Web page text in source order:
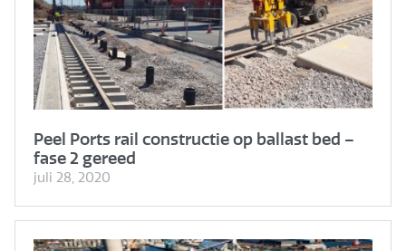
Peel Ports rail constructie op ballast bed –
fase 2 gereed
juli 28, 2020